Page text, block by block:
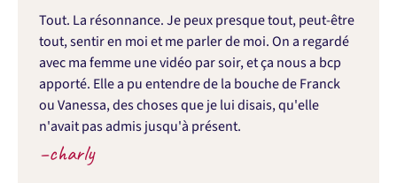
Tout. La résonnance. Je peux presque tout, peut-être
tout, sentir en moi et me parler de moi. On a regardé
avec ma femme une vidéo par soir, et ça nous a bcp
apporté. Elle a pu entendre de la bouche de Franck
ou Vanessa, des choses que je lui disais, qu'elle
n'avait pas admis jusqu'à présent.
–charly